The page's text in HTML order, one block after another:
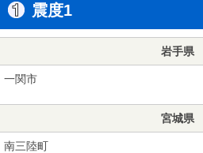
震度1
岩手県
一関市
宮城県
南三陸町